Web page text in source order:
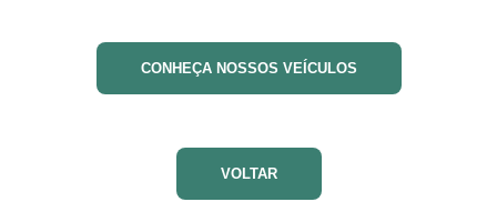
CONHEÇA NOSSOS VEÍCULOS
VOLTAR